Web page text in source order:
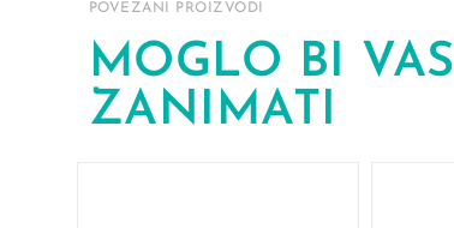
POVEZANI PROIZVODI
MOGLO BI VAS
ZANIMATI